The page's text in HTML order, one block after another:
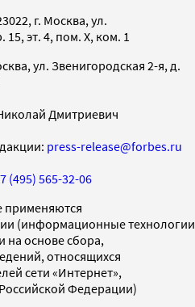
г. Москва, ул.
15, эт. 4, пом. X, ком. 1
ул. Звенигородская 2-я, д.
Дмитриевич
press-release@forbes.ru
(495) 565-32-06
применяются
(информационные технологии
основе сбора,
относящихся
сети «Интернет»,
Федерации)